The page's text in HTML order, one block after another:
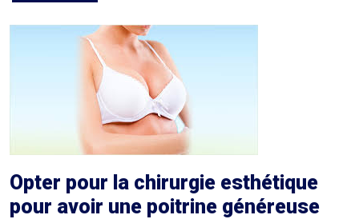
Opter pour la chirurgie esthétique
pour avoir une poitrine généreuse